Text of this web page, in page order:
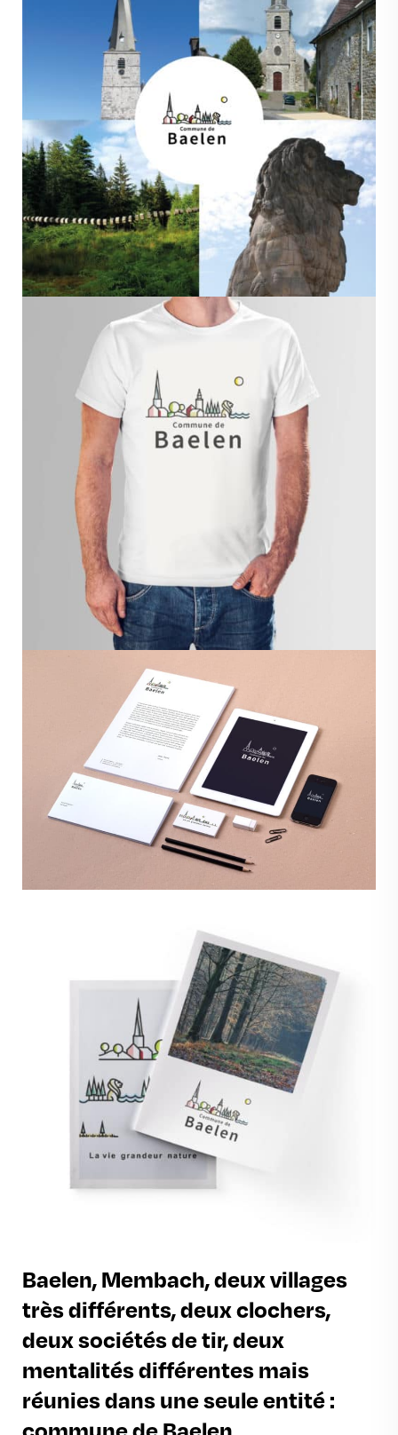
Baelen, Membach, deux villages
très différents, deux clochers,
deux sociétés de tir, deux
mentalités différentes mais
réunies dans une seule entité :
commune de Baelen.